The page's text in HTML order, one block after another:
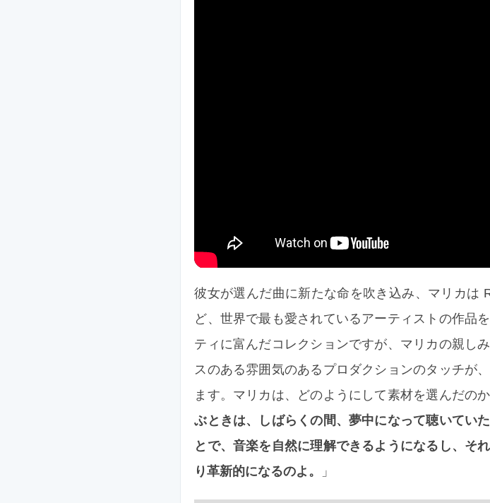
彼女が選んだ曲に新たな命を吹き込み、マリカは
ど、世界で最も愛されているアーティストの作品
ティに富んだコレクションですが、マリカの親し
スのある雰囲気のあるプロダクションのタッチが
ます。マリカは、どのようにして素材を選んだの
ぶときは、しばらくの間、夢中になって聴いてい
とで、音楽を自然に理解できるようになるし、そ
り革新的になるのよ。
」